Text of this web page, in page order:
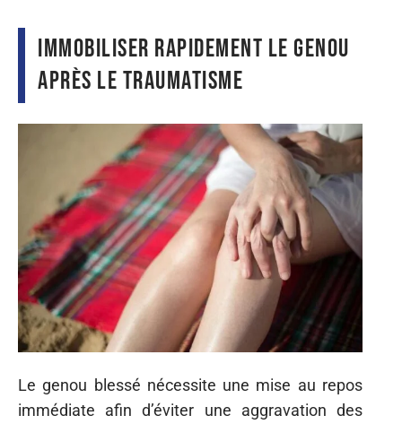
Immobiliser rapidement le genou
après le traumatisme
Le genou blessé nécessite une mise au repos
immédiate afin d’éviter une aggravation des